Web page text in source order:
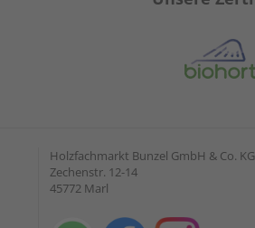
Holzfachmarkt Bunzel GmbH & Co. KG
Zechenstr. 12-14
45772 Marl